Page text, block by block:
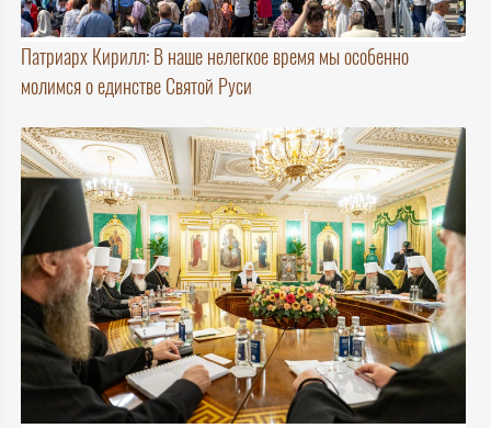
Патриарх Кирилл: В наше нелегкое время мы особенно
молимся о единстве Святой Руси